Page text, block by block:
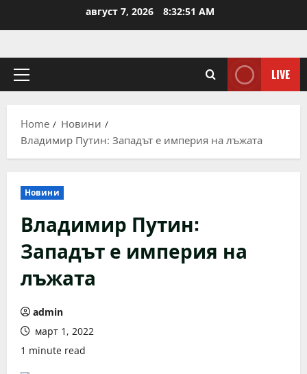
август 7, 2026 8:32:51 AM
Primary
LIVE
Home
Новини
Владимир Путин: Западът е империя на лъжата
Новини
Владимир Путин:
Западът е империя на
лъжата
admin
март 1, 2022
1 minute read